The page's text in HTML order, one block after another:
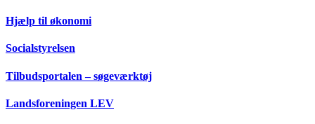
Hjælp til økonomi
Socialstyrelsen
Tilbudsportalen – søgeværktøj
Landsforeningen LEV